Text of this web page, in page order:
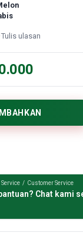
Tulis ulasan
Service / Customer Service
Chat kami